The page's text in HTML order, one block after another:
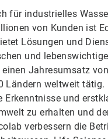
für industrielles
von Kunden ist
Lösungen und
und
Jahresumsatz
weltweit tätig.
und
zu erhalten und
verbessern die